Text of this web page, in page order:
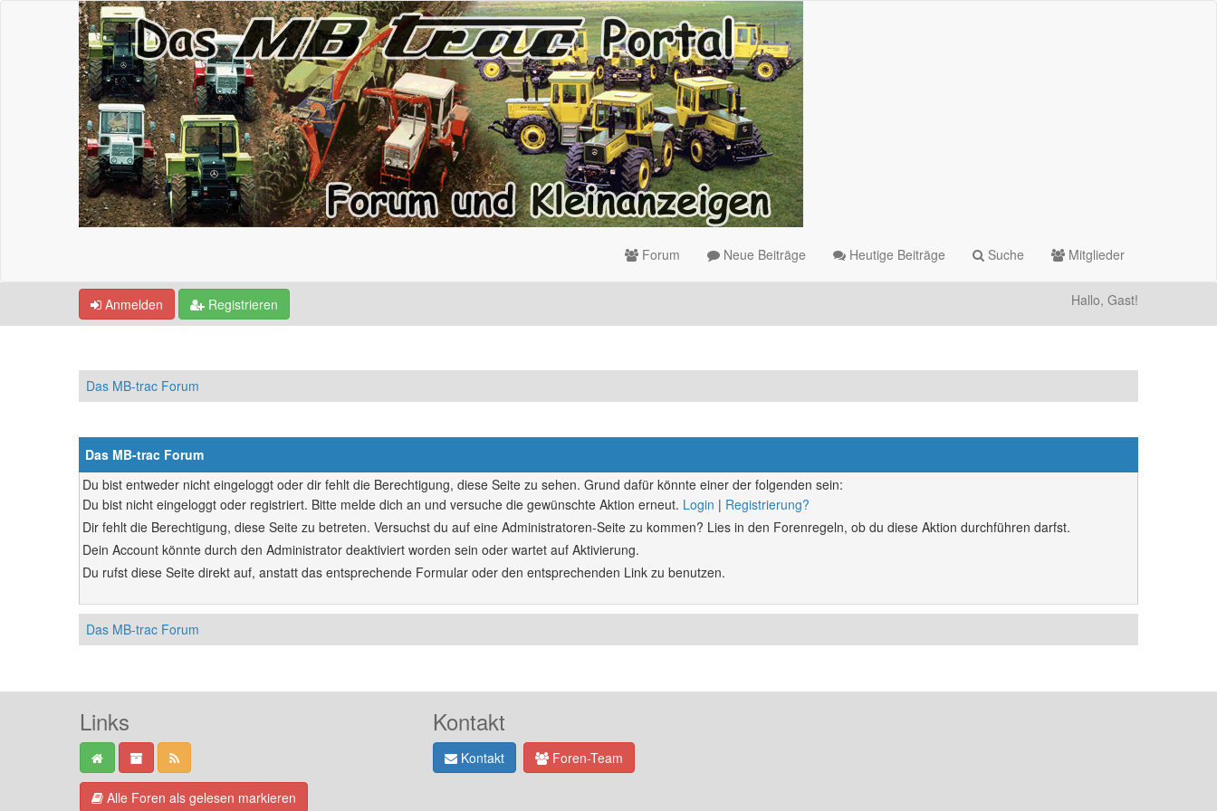
Forum Neue Beiträge Heutige Beiträge Suche Mitglieder
Anmelden Registrieren Hallo, Gast!
Das MB-trac Forum
Das MB-trac Forum
Du bist entweder nicht eingeloggt oder dir fehlt die Berechtigung, diese Seite zu sehen. Grund dafür könnte einer der folgenden sein:
Du bist nicht eingeloggt oder registriert. Bitte melde dich an und versuche die gewünschte Aktion erneut. Login | Registrierung?
Dir fehlt die Berechtigung, diese Seite zu betreten. Versuchst du auf eine Administratoren-Seite zu kommen? Lies in den Forenregeln, ob du diese Aktion durchführen darfst.
Dein Account könnte durch den Administrator deaktiviert worden sein oder wartet auf Aktivierung.
Du rufst diese Seite direkt auf, anstatt das entsprechende Formular oder den entsprechenden Link zu benutzen.
Das MB-trac Forum
Links
Alle Foren als gelesen markieren
Kontakt
Kontakt Foren-Team